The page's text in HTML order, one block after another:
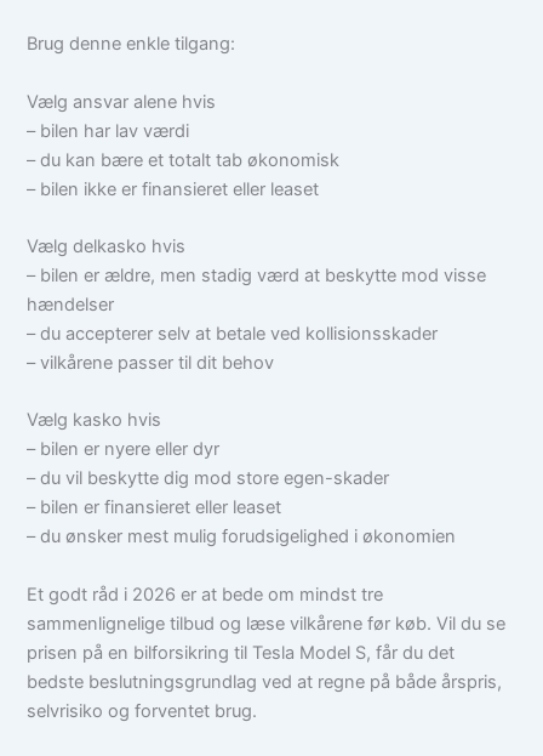
Brug denne enkle tilgang:
Vælg ansvar alene hvis
– bilen har lav værdi
– du kan bære et totalt tab økonomisk
– bilen ikke er finansieret eller leaset
Vælg delkasko hvis
– bilen er ældre, men stadig værd at beskytte mod visse
hændelser
– du accepterer selv at betale ved kollisionsskader
– vilkårene passer til dit behov
Vælg kasko hvis
– bilen er nyere eller dyr
– du vil beskytte dig mod store egen-skader
– bilen er finansieret eller leaset
– du ønsker mest mulig forudsigelighed i økonomien
Et godt råd i 2026 er at bede om mindst tre
sammenlignelige tilbud og læse vilkårene før køb. Vil du se
prisen på en bilforsikring til Tesla Model S, får du det
bedste beslutningsgrundlag ved at regne på både årspris,
selvrisiko og forventet brug.